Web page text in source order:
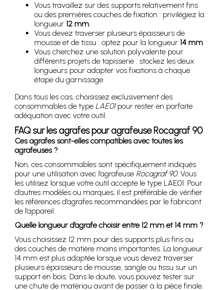
Vous travaillez sur des supports relativement fins
ou des premières couches de fixation : privilégiez la
longueur 12 mm.
Vous devez traverser plusieurs épaisseurs de
mousse et de tissu : optez pour la longueur 14 mm.
Vous cherchez une solution polyvalente pour
différents projets de tapisserie : stockez les deux
longueurs pour adapter vos fixations à chaque
étape du garnissage.
Dans tous les cas, choisissez exclusivement des
consommables de type LAE01pour rester en parfaite
adéquation avec votre outil.
FAQ sur les agrafes pour agrafeuse Rocagraf 90
Ces agrafes sont-elles compatibles avec toutes les
agrafeuses ?
Non, ces consommables sont spécifiquement indiqués
pour une utilisation avec l’agrafeuse Rocagraf 90. Vous
les utilisez lorsque votre outil accepte le type LAE01. Pour
d’autres modèles ou marques, il est préférable de vérifier
les références d’agrafes recommandées par le fabricant
de l’appareil.
Quelle longueur d’agrafe choisir entre 12 mm et 14 mm ?
Vous choisissez 12 mm pour des supports plus fins ou
des couches de matière moins importantes. La longueur
14 mm est plus adaptée lorsque vous devez traverser
plusieurs épaisseurs de mousse, sangle ou tissu sur un
support en bois. Dans le doute, vous pouvez tester sur
une chute de matériau avant de passer à la pièce finale.